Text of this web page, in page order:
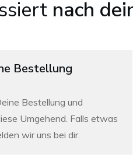
nach
Bestellung
Bestellung und
Umgehend. Falls etwas
wir uns bei dir.